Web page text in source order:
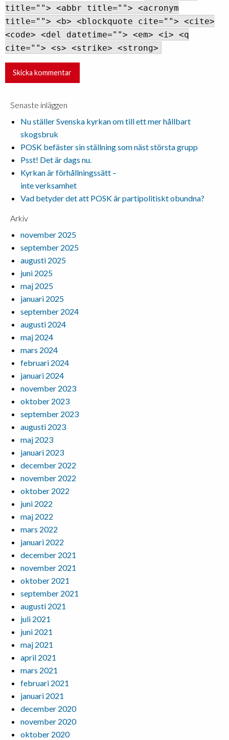
title=""> <abbr title=""> <acronym
title=""> <b> <blockquote cite=""> <cite>
<code> <del datetime=""> <em> <i> <q
cite=""> <s> <strike> <strong>
Senaste inläggen
Nu ställer Svenska kyrkan om till ett mer hållbart
skogsbruk
POSK befäster sin ställning som näst största grupp
Psst! Det är dags nu.
Kyrkan är förhållningssätt –
inte verksamhet
Vad betyder det att POSK är partipolitiskt obundna?
Arkiv
november 2025
september 2025
augusti 2025
juni 2025
maj 2025
januari 2025
september 2024
augusti 2024
maj 2024
mars 2024
februari 2024
januari 2024
november 2023
oktober 2023
september 2023
augusti 2023
maj 2023
januari 2023
december 2022
november 2022
oktober 2022
juni 2022
maj 2022
mars 2022
januari 2022
december 2021
november 2021
oktober 2021
september 2021
augusti 2021
juli 2021
juni 2021
maj 2021
april 2021
mars 2021
februari 2021
januari 2021
december 2020
november 2020
oktober 2020